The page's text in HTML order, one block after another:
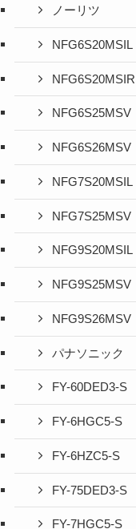
ノーリツ
NFG6S20MSIL
NFG6S20MSIR
NFG6S25MSV
NFG6S26MSV
NFG7S20MSIL
NFG7S25MSV
NFG9S20MSIL
NFG9S25MSV
NFG9S26MSV
パナソニック
FY-60DED3-S
FY-6HGC5-S
FY-6HZC5-S
FY-75DED3-S
FY-7HGC5-S